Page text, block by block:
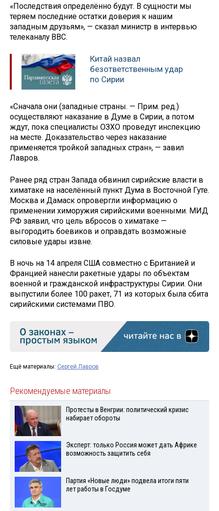
«Последствия определённо будут. В сущности мы
теряем последние остатки доверия к нашим
западным друзьям», — сказал министр в интервью
телеканалу BBC.
Китай назвал
безответственным удар
по Сирии
«Сначала они (западные страны. — Прим. ред.)
осуществляют наказание в Думе в Сирии, а потом
ждут, пока специалисты ОЗХО проведут инспекцию
на месте. Доказательство через наказание
применяется тройкой западных стран», — завил
Лавров.
Ранее ряд стран Запада обвинил сирийские власти в
химатаке на населённый пункт Дума в Восточной Гуте.
Москва и Дамаск опровергли информацию о
применении химоружия сирийскими военными. МИД
РФ заявил, что цель вбросов о химатаке —
выгородить боевиков и оправдать возможные
силовые удары извне.
В ночь на 14 апреля США совместно с Британией и
Францией нанесли ракетные удары по объектам
военной и гражданской инфраструктуры Сирии. Они
выпустили более 100 ракет, 71 из которых была сбита
сирийскими системами ПВО.
Ещё материалы: Сергей Лавров
Рекомендуемые материалы
Протесты в Венгрии: политический кризис
набирает обороты
Эксперт: только Россия может дать Африке
возможность защитить себя
Партия «Новые люди» подвела итоги пяти
лет работы в Госдуме